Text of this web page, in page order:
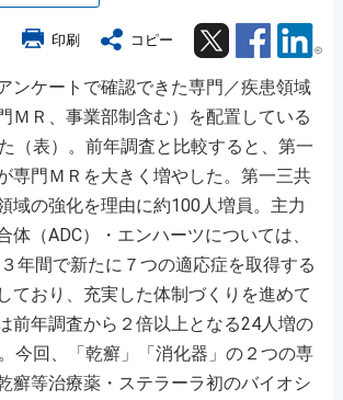
印刷 コピー Twitter Facebook
ンケートで確認できた専門／疾患領域
ＭＲ、事業部制含む）を配置している
（表）。前年調査と比較すると、第一
専門ＭＲを大きく増やした。第一三共
域の強化を理由に約100人増員。主力
体（ADC）・エンハーツについては、
年間で新たに７つの適応症を取得する
ており、充実した体制づくりを進めて
前年調査から２倍以上となる24人増の
今回、「乾癬」「消化器」の２つの専
癬等治療薬・ステラーラ初のバイオシ